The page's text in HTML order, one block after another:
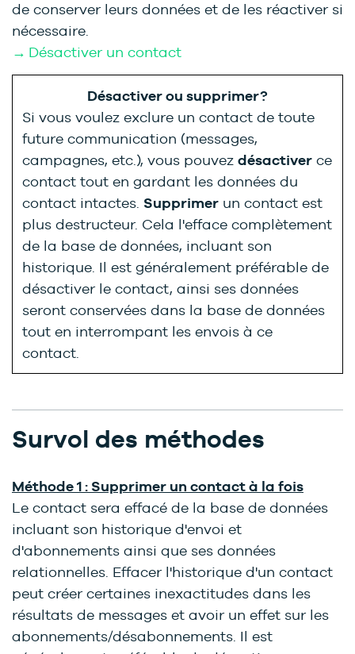
de conserver leurs données et de les réactiver si
nécessaire.
→ Désactiver un contact
Désactiver ou supprimer?
Si vous voulez exclure un contact de toute
future communication (messages,
campagnes, etc.), vous pouvez désactiver ce
contact tout en gardant les données du
contact intactes. Supprimer un contact est
plus destructeur. Cela l'efface complètement
de la base de données, incluant son
historique. Il est généralement préférable de
désactiver le contact, ainsi ses données
seront conservées dans la base de données
tout en interrompant les envois à ce
contact.
Survol des méthodes
Méthode 1 : Supprimer un contact à la fois
Le contact sera effacé de la base de données
incluant son historique d'envoi et
d'abonnements ainsi que ses données
relationnelles. Effacer l'historique d'un contact
peut créer certaines inexactitudes dans les
résultats de messages et avoir un effet sur les
abonnements/désabonnements. Il est